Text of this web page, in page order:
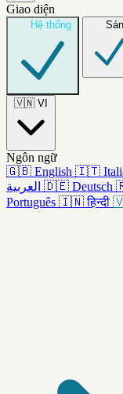
Giao diện
Hệ thống
🇻🇳 VI
Ngôn ngữ
🇬🇧 English 🇮🇹
العربية 🇩🇪 Deutsch
Português 🇮🇳 हिन्दी